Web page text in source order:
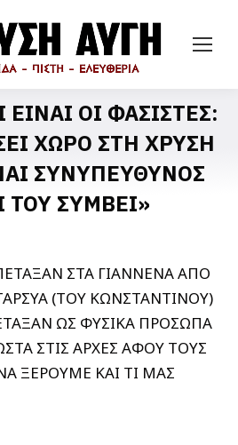
ΕΙΝΑΙ ΟΙ ΦΑΣΙΣΤΕΣ:
ΧΩΡΟ ΣΤΗ ΧΡΥΣΗ
ΣΥΝΥΠΕΥΘΥΝΟΣ
ΤΟΥ ΣΥΜΒΕΙ»
ΣΤΑ ΓΙΑΝΝΕΝΑ ΑΠΟ
(ΤΟΥ ΚΩΝΣΤΑΝΤΙΝΟΥ)
ΩΣ ΦΥΣΙΚΑ ΠΡΟΣΩΠΑ
ΣΤΙΣ ΑΡΧΕΣ ΑΦΟΥ ΤΟΥΣ
ΞΕΡΟΥΜΕ ΚΑΙ ΤΙ ΜΑΣ